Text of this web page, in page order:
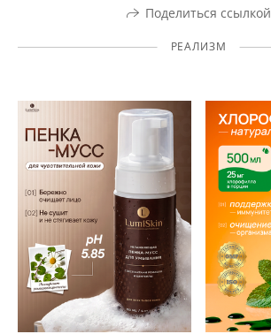
Поделиться ссылкой
РЕАЛИЗМ